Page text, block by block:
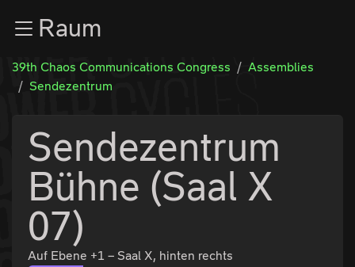
Zum InhaltRaum
39th Chaos Communications Congress
Assemblies
Sendezentrum
Sendezentrum
Bühne (Saal X
07)
Auf Ebene +1 – Saal X, hinten rechts